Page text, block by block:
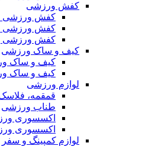
کفش ورزشی
کفش ورزشی
کفش ورزشی
کفش ورزشی
کیف و ساک ورزشی
کیف و ساک
کیف و ساک
لوازم ورزشی
قمقمه،
طناب ورزشی
اکسسوری
اکسسوری
لوازم کمپینگ و سفر